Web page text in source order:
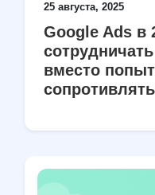
25 августа, 2025
Google Ads в
вместо